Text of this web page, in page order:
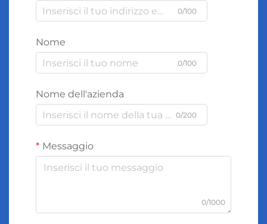
0/100
Nome
0/100
Nome dell'azienda
0/200
Messaggio
0/1000